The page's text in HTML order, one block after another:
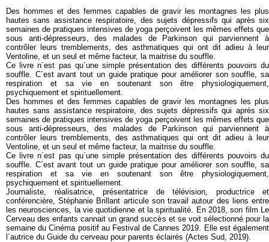
Des hommes et des femmes capables de gravir les montagnes les plus
hautes sans assistance respiratoire, des sujets dépressifs qui après six
semaines de pratiques intensives de yoga perçoivent les mêmes effets que
sous anti-dépresseurs, des malades de Parkinson qui parviennent à
contrôler leurs tremblements, des asthmatiques qui ont dit adieu à leur
Ventoline, et un seul et même facteur, la maitrise du souffle.
Ce livre n´est pas qu´une simple présentation des différents pouvoirs du
souffle. C´est avant tout un guide pratique pour améliorer son souffle, sa
respiration et sa vie en soutenant son être physiologiquement,
psychiquement et spirituellement.
Des hommes et des femmes capables de gravir les montagnes les plus
hautes sans assistance respiratoire, des sujets dépressifs qui après six
semaines de pratiques intensives de yoga perçoivent les mêmes effets que
sous anti-dépresseurs, des malades de Parkinson qui parviennent à
contrôler leurs tremblements, des asthmatiques qui ont dit adieu à leur
Ventoline, et un seul et même facteur, la maitrise du souffle.
Ce livre n´est pas qu´une simple présentation des différents pouvoirs du
souffle. C´est avant tout un guide pratique pour améliorer son souffle, sa
respiration et sa vie en soutenant son être physiologiquement,
psychiquement et spirituellement.
Journaliste, réalisatrice, présentatrice de télévision, productrice et
conférencière, Stéphanie Brillant articule son travail autour des liens entre
les neurosciences, la vie quotidienne et la spiritualité. En 2018, son film Le
Cerveau des enfants cannait un grand succès et se voit sélectionné pour la
semaine du Cinéma positif au Festival de Cannes 2019. Elle est également
l´autrice du Guide du cerveau pour parents éclairés (Actes Sud, 2019).